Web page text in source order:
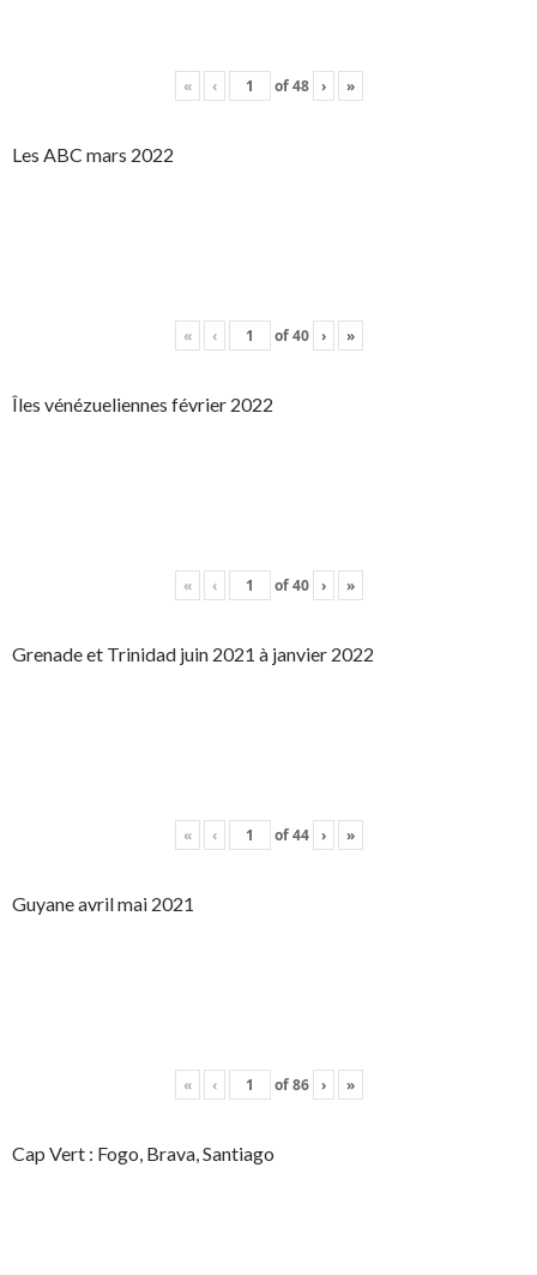
« ‹ of48 › »
Les ABC mars 2022
« ‹ of40 › »
Îles vénézueliennes février 2022
« ‹ of40 › »
Grenade et Trinidad juin 2021 à janvier 2022
« ‹ of44 › »
Guyane avril mai 2021
« ‹ of86 › »
Cap Vert : Fogo, Brava, Santiago